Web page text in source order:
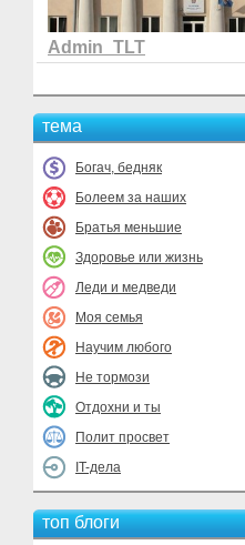
Admin_TLT
тема
Богач, бедняк
Болеем за наших
Братья меньшие
Здоровье или жизнь
Леди и медведи
Моя семья
Научим любого
Не тормози
Отдохни и ты
Полит просвет
IT-дела
топ блоги